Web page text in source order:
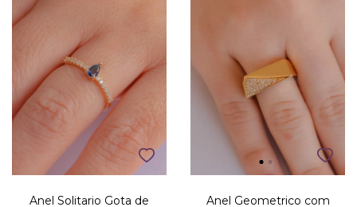
Anel Solitario Gota de
Anel Geometrico com